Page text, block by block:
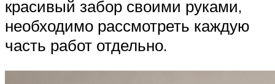
красивый забор своими руками,
необходимо рассмотреть каждую
часть работ отдельно.